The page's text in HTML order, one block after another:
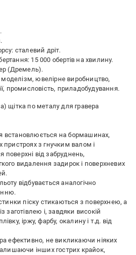
сталевий дріт.
15 000 обертів на хвилину.
(Дремель).
моделізм, ювелірне виробництво,
промисловість, приладобудування.
щітка по металу для гравера
встановлюється на бормашинах,
пристроях з гнучким валом і
від забруднень,
видалення задирок і поверхневих
відбувається аналогічно
піску стикаються з поверхнею, а
заготівлею і, завдяки високій
іржу, фарбу, окалину і т.д. від
ефективно, не викликаючи ніяких
інших гострих крайок,